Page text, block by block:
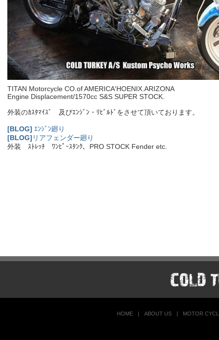
TITAN Motorcycle CO.of AMERICA'HOENIX.ARIZONA
Engine Displacement/1570cc S&S SUPER STOCK.
外装のｶｽﾀﾏｲｽﾞ 及びｴﾝｼﾞﾝ・ﾘﾋﾞﾙﾄﾞをさせて頂いております。
[BLOG] ｴﾝｼﾞﾝ廻り
[BLOG] リアフェンダー廻り
外装 ｽﾄﾚｯﾁ ﾜﾝﾋﾟｰｽﾀﾝｸ、PRO STOCK Fender etc.
HOME | ABOUT US | MOTOR